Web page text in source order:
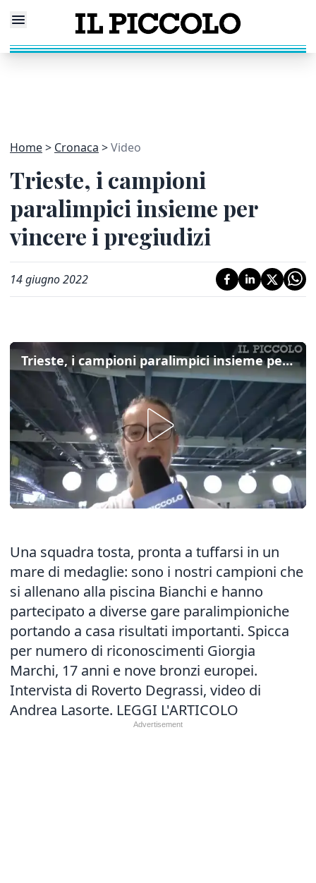
Home Cronaca Video
Trieste, i campioni
paralimpici insieme per
vincere i pregiudizi
14 giugno 2022
Trieste, i campioni paralimpici insieme per vincere i pregiudizi
Una squadra tosta, pronta a tuffarsi in un
mare di medaglie: sono i nostri campioni che
si allenano alla piscina Bianchi e hanno
partecipato a diverse gare paralimpioniche
portando a casa risultati importanti. Spicca
per numero di riconoscimenti Giorgia
Marchi, 17 anni e nove bronzi europei.
Intervista di Roverto Degrassi, video di
Andrea Lasorte. LEGGI L'ARTICOLO